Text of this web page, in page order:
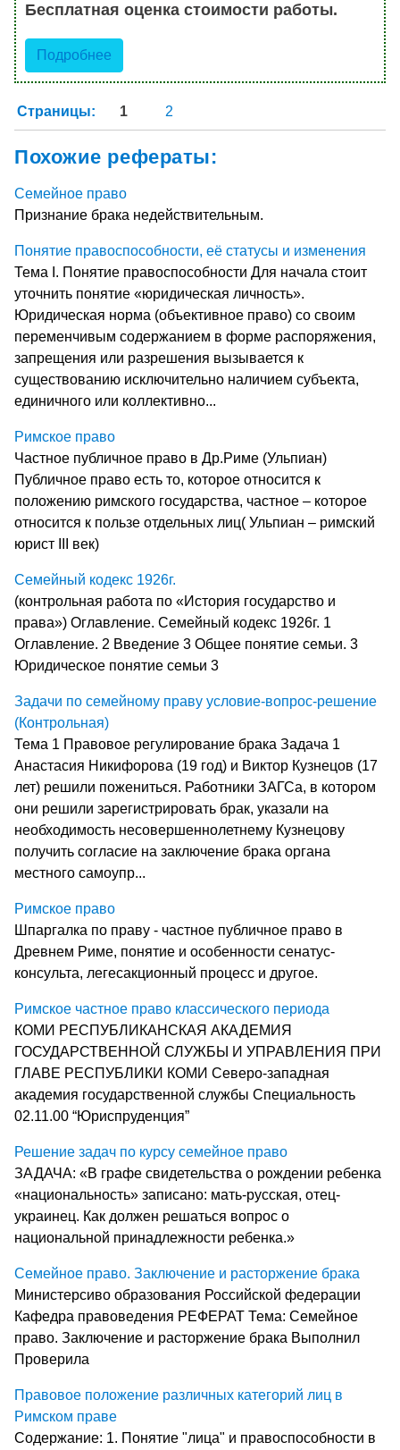
Бесплатная оценка стоимости работы.
Подробнее
Страницы: 1 2
Похожие рефераты:
Семейное право
Признание брака недействительным.
Понятие правоспособности, её статусы и изменения
Тема I. Понятие правоспособности Для начала стоит
уточнить понятие «юридическая личность».
Юридическая норма (объективное право) со своим
переменчи­вым содержанием в форме распоряжения,
запрещения или разре­шения вызывается к
существованию исключительно наличием субъекта,
единичного или коллективно...
Римское право
Частное публичное право в Др.Риме (Ульпиан)
Публичное право есть то, которое относится к
положению римского государства, частное – которое
относится к пользе отдельных лиц( Ульпиан – римский
юрист III век)
Семейный кодекс 1926г.
(контрольная работа по «История государство и
права») Оглавление. Семейный кодекс 1926г. 1
Оглавление. 2 Введение 3 Общее понятие семьи. 3
Юридическое понятие семьи 3
Задачи по семейному праву условие-вопрос-решение
(Контрольная)
Тема 1 Правовое регулирование брака Задача 1
Анастасия Никифорова (19 год) и Виктор Кузнецов (17
лет) решили пожениться. Работники ЗАГСа, в котором
они решили зарегистрировать брак, указали на
необходимость несовершеннолетнему Кузнецову
получить согласие на заключение брака органа
местного самоупр...
Римское право
Шпаргалка по праву - частное публичное право в
Древнем Риме, понятие и особенности сенатус-
консульта, легесакционный процесс и другое.
Римское частное право классического периода
КОМИ РЕСПУБЛИКАНСКАЯ АКАДЕМИЯ
ГОСУДАРСТВЕННОЙ СЛУЖБЫ И УПРАВЛЕНИЯ ПРИ
ГЛАВЕ РЕСПУБЛИКИ КОМИ Северо-западная
академия государственной службы Специальность
02.11.00 “Юриспруденция”
Решение задач по курсу семейное право
ЗАДАЧА: «В графе свидетельства о рождении ребенка
«национальность» записано: мать-русская, отец-
украинец. Как должен решаться вопрос о
национальной принадлежности ребенка.»
Семейное право. Заключение и расторжение брака
Министерсиво образования Российской федерации
Кафедра правоведения РЕФЕРАТ Тема: Семейное
право. Заключение и расторжение брака Выполнил
Проверила
Правовое положение различных категорий лиц в
Римском праве
Содержание: 1. Понятие "лица" и правоспособности в